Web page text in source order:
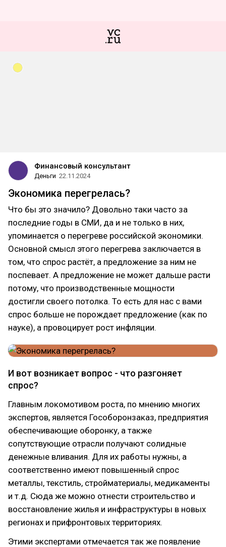
Финансовый консультант
Деньги 22.11.2024
Экономика перегрелась?
Что бы это значило? Довольно таки часто за
последние годы в СМИ, да и не только в них,
упоминается о перегреве российской экономики.
Основной смысл этого перегрева заключается в
том, что спрос растёт, а предложение за ним не
поспевает. А предложение не может дальше расти
потому, что производственные мощности
достигли своего потолка. То есть для нас с вами
спрос больше не порождает предложение (как по
науке), а провоцирует рост инфляции.
И вот возникает вопрос - что разгоняет
спрос?
Главным локомотивом роста, по мнению многих
экспертов, является Гособоронзаказ, предприятия
обеспечивающие оборонку, а также
сопутствующие отрасли получают солидные
денежные вливания. Для их работы нужны, а
соответственно имеют повышенный спрос
металлы, текстиль, стройматериалы, медикаменты
и т.д. Сюда же можно отнести строительство и
восстановление жилья и инфраструктуры в новых
регионах и прифронтовых территориях.
Этими экспертами отмечается так же появление